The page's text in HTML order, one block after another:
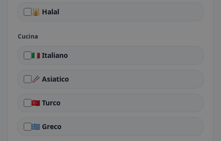
🕌 Halal
Cucina
🇮🇹 Italiano
🥢 Asiatico
🇹🇷 Turco
🇬🇷 Greco